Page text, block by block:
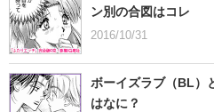
ン別の合図はコレ
2016/10/31
ボーイズラブ（BL）
はなに？